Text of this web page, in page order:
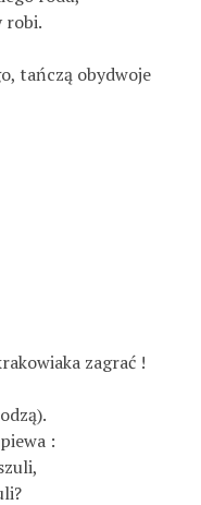
robi.
tańczą obydwoje
zagrać !
: